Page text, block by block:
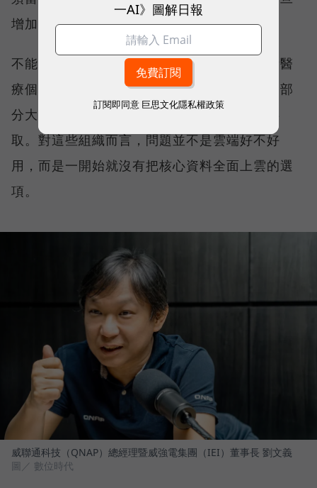
增加，承接資料的裝置也自然被推向地端 AI。
不能上雲的名單比想像中長。醫療業持有大量醫
療個資，金融與保險業受到合規與法規限制，部
分大學院校與設計公司也不希望資料被雲端存
取。對這些組織而言，問題並不是雲端好不好
用，而是一開始就沒有把核心資料全面上雲的選
項。
威聯通科技（QNAP）總經理暨威強電集團（IEI）董事長 劉文義
圖／ 數位時代
一AI》圖解日報
訂閱即同意 巨思文化隱私權政策